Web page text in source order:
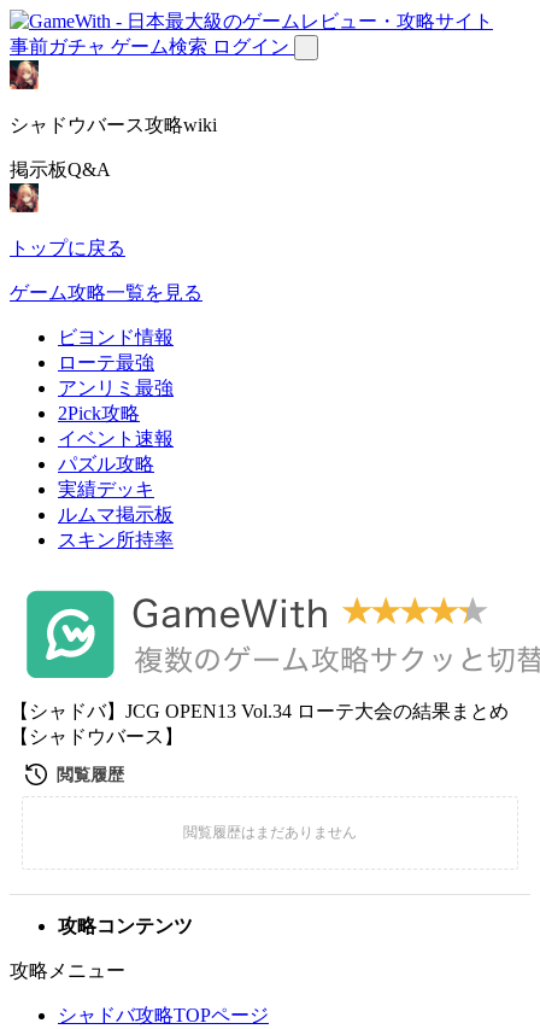
事前ガチャ ゲーム検索 ログイン
シャドウバース攻略wiki
掲示板Q&A
トップに戻る
ゲーム攻略一覧を見る
ビヨンド情報
ローテ最強
アンリミ最強
2Pick攻略
イベント速報
パズル攻略
実績デッキ
ルムマ掲示板
スキン所持率
【シャドバ】JCG OPEN13 Vol.34 ローテ大会の結果まとめ
【シャドウバース】
攻略コンテンツ
攻略メニュー
シャドバ攻略TOPページ